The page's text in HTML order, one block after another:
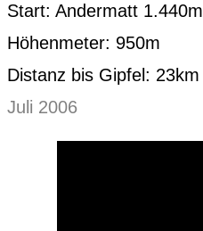
Start: Andermatt 1.440m
Höhenmeter: 950m
Distanz bis Gipfel: 23km
Juli 2006